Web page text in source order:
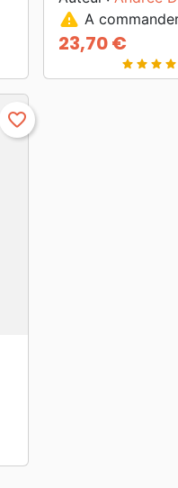
warning A
Prix
23,70 €
star star star star
favorite_border